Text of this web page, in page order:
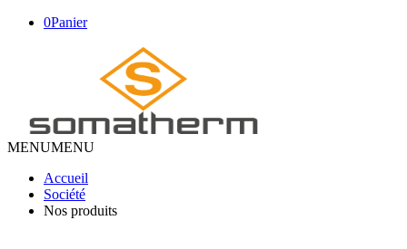
0Panier
MENUMENU
Accueil
Société
Nos produits